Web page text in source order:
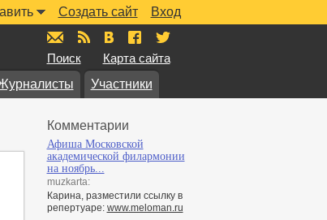
Вход
Создать сайт
Поиск Карта сайта
Участники
Комментарии
Афиша Московской
академической филармонии
на ноябрь...
muzkarta:
Карина, разместили ссылку в
репертуаре: www.meloman.ru